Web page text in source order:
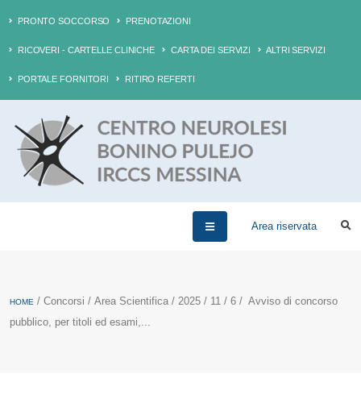
PRONTO SOCCORSO PRENOTAZIONI
RICOVERI - CARTELLE CLINICHE CARTA DEI SERVIZI ALTRI SERVIZI
PORTALE FORNITORI RITIRO REFERTI
Area riservata
HOME / Concorsi / Area Scientifica / 2025 / 11 / 6 / Avviso di concorso
pubblico, per titoli ed esami,...